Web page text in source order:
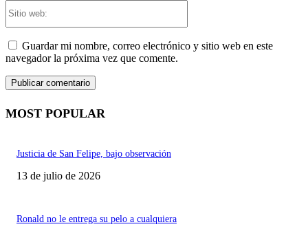
Guardar mi nombre, correo electrónico y sitio web en este
navegador la próxima vez que comente.
MOST POPULAR
Justicia de San Felipe, bajo observación
13 de julio de 2026
Ronald no le entrega su pelo a cualquiera